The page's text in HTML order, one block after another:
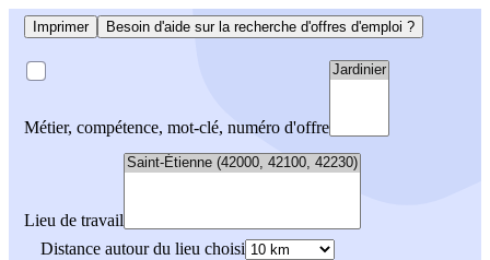
Imprimer Besoin d'aide sur la recherche d'offres d'emploi ?
Métier, compétence, mot-clé, numéro d'offre
Lieu de travail
Distance autour du lieu choisi